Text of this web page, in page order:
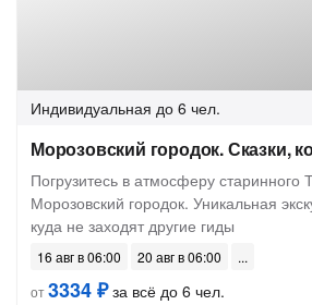
Индивидуальная до 6 чел.
Морозовский городок. Сказки,
Погрузитесь в атмосферу старинного
Морозовский городок. Уникальная
куда не заходят другие гиды
16 авг в 06:00
20 авг в 06:00
от3334 ₽за всё до 6 чел.